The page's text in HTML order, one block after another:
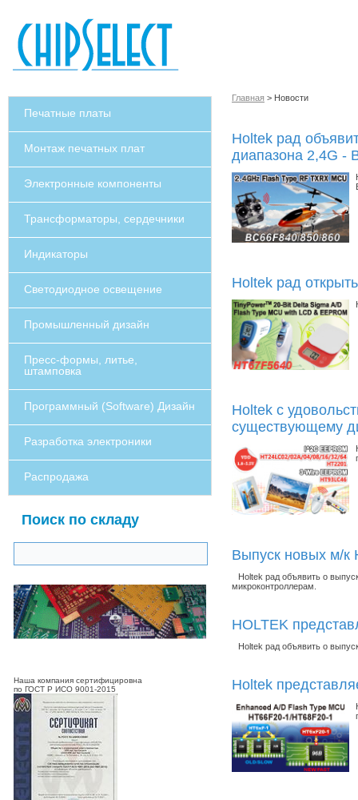
Печатные платы
Монтаж печатных плат
Электронные компоненты
Трансформаторы, сердечники
Индикаторы
Светодиодное освещение
Промышленный дизайн
Пресс-формы, литье,
штамповка
Программный (Software) Дизайн
Разработка электроники
Распродажа
Поиск по складу
Наша компания сертифицировна
по ГОСТ Р ИСО 9001-2015
Главная > Новости
Holtek рад
диапазона 2,4G -
Holtek рад
Holtek с
существующему
Выпуск новых м/к
Holtek рад объявить о
микроконтроллерам.
HOLTEK
Holtek рад объявить о
Holtek